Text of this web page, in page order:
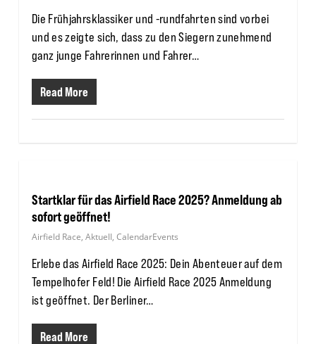
Die Frühjahrsklassiker und -rundfahrten sind vorbei
und es zeigte sich, dass zu den Siegern zunehmend
ganz junge Fahrerinnen und Fahrer…
Read More
Startklar für das Airfield Race 2025? Anmeldung ab
sofort geöffnet!
Airfield Race, Aktuell, CalendarEvents
Erlebe das Airfield Race 2025: Dein Abenteuer auf dem
Tempelhofer Feld! Die Airfield Race 2025 Anmeldung
ist geöffnet. Der Berliner…
Read More